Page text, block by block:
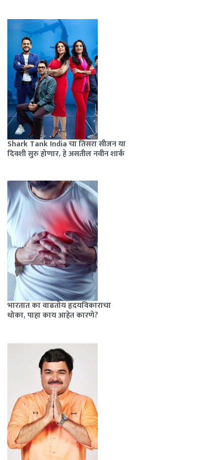
Shark Tank India चा तिसरा सीजन या
दिवशी सुरु होणार, हे असतील नवीन शार्क
भारतात का वाढतोय हृदयविकाराचा
धोका, पाहा काय आहेत कारणे?